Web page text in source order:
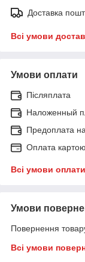
Доставка
Всі умови
Умови оплати
Післяплата
Наложенный
Предоплата
Оплата
Всі умови оплати
Умови
Повернення
Всі умови